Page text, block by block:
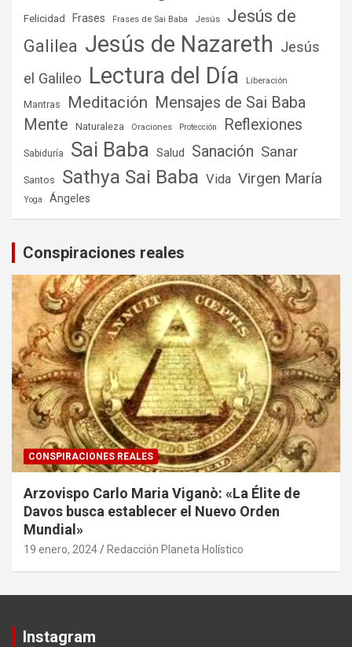
Felicidad Frases Frases de Sai Baba Jesús
Jesús de
Galilea Jesús de Nazareth Jesús
el Galileo Lectura del Día Liberación
Mantras Meditación Mensajes de Sai Baba
Mente
Naturaleza Oraciones Protección Reflexiones
Sabiduría Sai Baba Salud Sanación Sanar
Santos Sathya Sai Baba Vida Virgen María
Yoga Ángeles
Conspiraciones reales
CONSPIRACIONES REALES
Arzovispo Carlo Maria Viganò: «La Élite de
Davos busca establecer el Nuevo Orden
Mundial»
19 enero, 2024 Redacción Planeta Holístico
Instagram